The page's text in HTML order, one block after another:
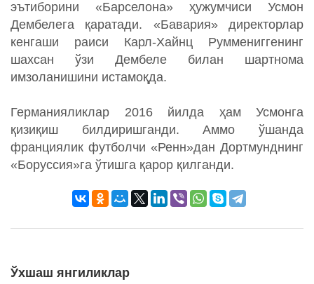
эътиборини «Барселона» ҳужумчиси Усмон
Дембелега қаратади. «Бавария» директорлар
кенгаши раиси Карл-Хайнц Руммениггенинг
шахсан ўзи Дембеле билан шартнома
имзоланишини истамоқда.
Германияликлар 2016 йилда ҳам Усмонга
қизиқиш билдиришганди. Аммо ўшанда
франциялик футболчи «Ренн»дан Дортмунднинг
«Боруссия»га ўтишга қарор қилганди.
Ўхшаш янгиликлар